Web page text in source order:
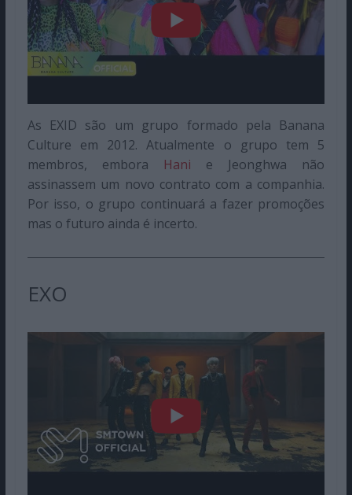
As EXID são um grupo formado pela Banana
Culture em 2012. Atualmente o grupo tem 5
membros, embora Hani e Jeonghwa não
assinassem um novo contrato com a companhia.
Por isso, o grupo continuará a fazer promoções
mas o futuro ainda é incerto.
EXO